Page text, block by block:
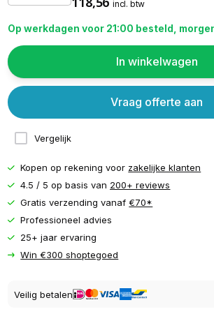
incl. btw
Op werkdagen voor 21:00 besteld,
In winkelwagen
Vergelijk
Vraag offerte aan
Kopen op rekening voor zakelijke klanten
4.5 / 5 op basis van 200+ reviews
Gratis verzending vanaf€70*
Professioneel advies
25+ jaar ervaring
Win €300 shoptegoed
Veilig betalen